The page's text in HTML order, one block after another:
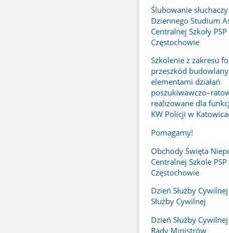
Ślubowanie
Dziennego Studium
Centralnej Szkoły
Częstochowie
Szkolenie z zakresu
przeszkód
elementami działań
realizowane dla
KW Policji w
Pomagamy!
Obchody Święta
Centralnej Szkole
Częstochowie
Dzień Służby
Służby Cywilnej
Dzień Służby
Rady Ministrów